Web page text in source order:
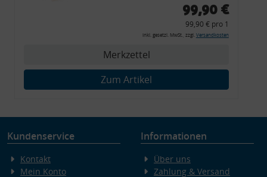
99,90 €
99,90 € pro 1
inkl. gesetzl. MwSt., zzgl. Versandkosten
Merkzettel
Zum Artikel
Kundenservice
Kontakt
Mein Konto
Informationen
Über uns
Zahlung & Versand